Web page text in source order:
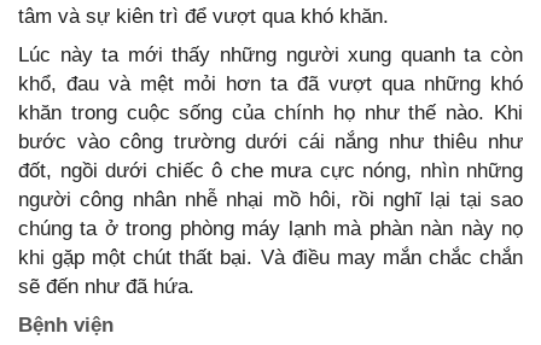
tâm và sự kiên trì để vượt qua khó khăn.
Lúc này ta mới thấy những người xung quanh ta còn
khổ, đau và mệt mỏi hơn ta đã vượt qua những khó
khăn trong cuộc sống của chính họ như thế nào. Khi
bước vào công trường dưới cái nắng như thiêu như
đốt, ngồi dưới chiếc ô che mưa cực nóng, nhìn những
người công nhân nhễ nhại mồ hôi, rồi nghĩ lại tại sao
chúng ta ở trong phòng máy lạnh mà phàn nàn này nọ
khi gặp một chút thất bại. Và điều may mắn chắc chắn
sẽ đến như đã hứa.
Bệnh viện